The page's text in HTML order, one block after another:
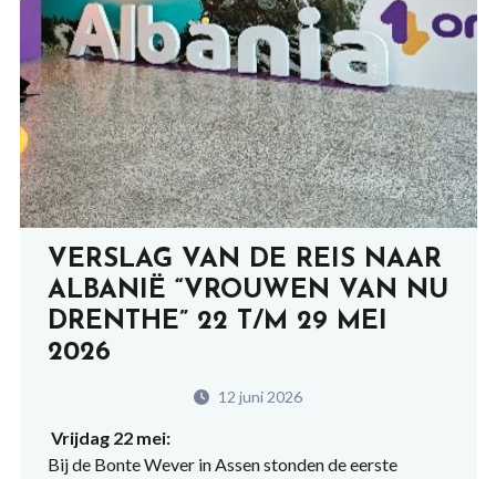
VERSLAG VAN DE REIS NAAR
ALBANIË “VROUWEN VAN NU
DRENTHE” 22 T/M 29 MEI
2026
12 juni 2026
Vrijdag 22 mei:
Bij de Bonte Wever in Assen stonden de eerste